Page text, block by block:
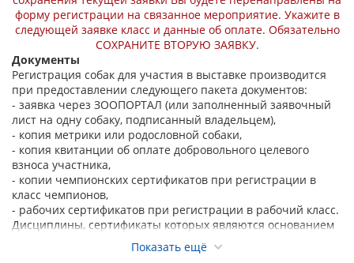
форму регистрации на связанное мероприятие. Укажите в
следующей заявке класс и данные об оплате. Обязательно
СОХРАНИТЕ ВТОРУЮ ЗАЯВКУ.
Документы
Регистрация собак для участия в выставке производится
при предоставлении следующего пакета документов:
- заявка через ЗООПОРТАЛ (или заполненный заявочный
лист на одну собаку, подписанный владельцем),
- копия метрики или родословной собаки,
- копия квитанции об оплате добровольного целевого
взноса участника,
- копии чемпионских сертификатов при регистрации в
класс чемпионов,
- рабочих сертификатов при регистрации в рабочий класс.
Дисциплины, сертификаты которых являются основанием
для записи в рабочий класс на выставках различного
ранга для пород разных групп FCI, указаны
Показать ещё